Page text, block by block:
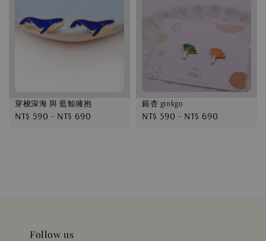
穿梭深海 與 藍鯨擁抱
Regular
NT$ 590 - NT$ 690
銀杏 ginkgo
Regular
NT$ 590 - NT$ 690
Follow us